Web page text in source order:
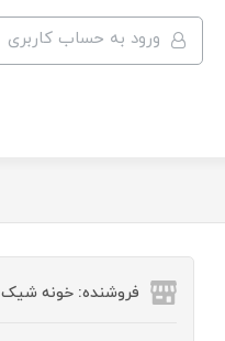
ورود به حساب کاربری
فروشنده: خونه شیک